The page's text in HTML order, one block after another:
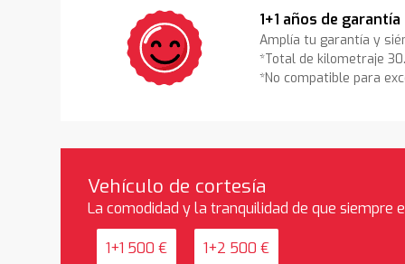
1+1 años de garantía
Amplía tu garantía y
*Total de kilometraje
*No compatible para
Vehículo de cortesía
La comodidad y la tranquilidad de que siempre
1+1 500 € 1+2 500 €